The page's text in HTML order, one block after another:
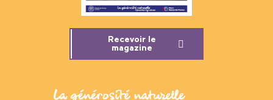
Recevoir le
magazine